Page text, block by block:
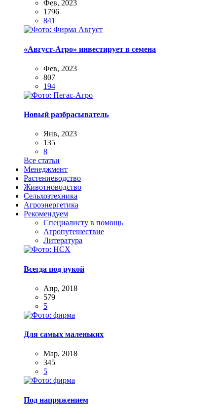
Фев, 2023
1796
841
«Август-Агро» инвестирует в семена
Фев, 2023
807
194
Новый разбрасыватель
Янв, 2023
135
8
Все статьи
Менеджмент
Растениеводство
Животноводство
Сельхозтехника
Агроэнергетика
Рекомендуем
Специалисту в помощь
Агропутешествие
Литература
Всегда под рукой
Апр, 2018
579
5
Для самых маленьких
Мар, 2018
345
5
Под напряжением